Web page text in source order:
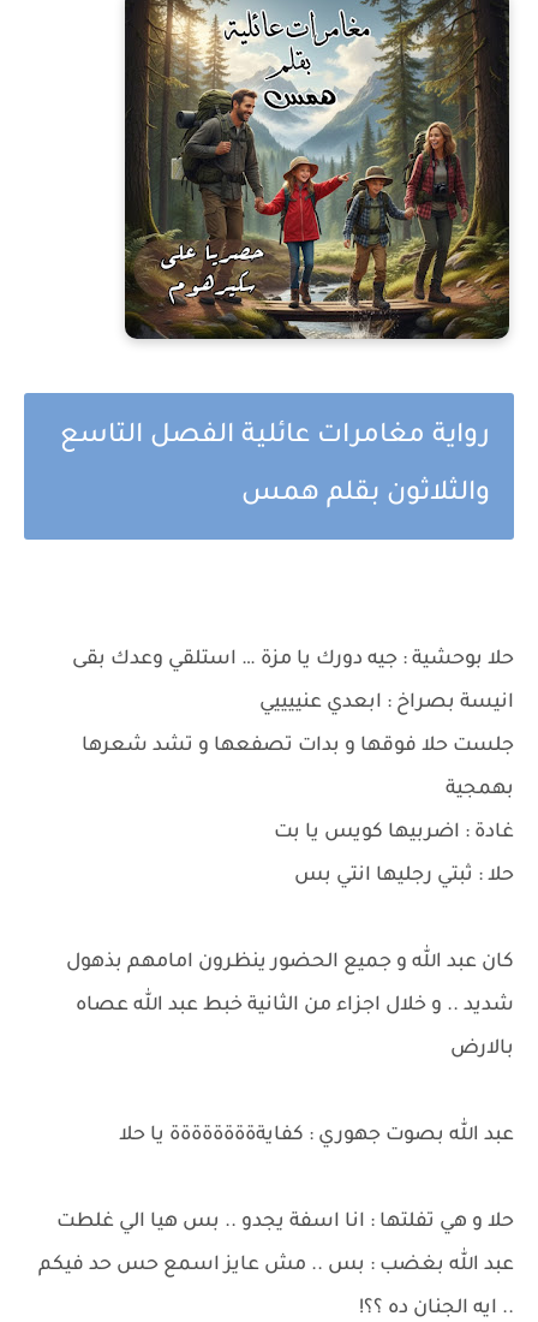
رواية مغامرات عائلية الفصل التاسع
والثلاثون بقلم همس
حلا بوحشية : جيه دورك يا مزة … استلقي وعدك بقى
انيسة بصراخ : ابعدي عنييييي
جلست حلا فوقها و بدات تصفعها و تشد شعرها
بهمجية
غادة : اضربيها كويس يا بت
حلا : ثبتي رجليها انتي بس
كان عبد الله و جميع الحضور ينظرون امامهم بذهول
شديد .. و خلال اجزاء من الثانية خبط عبد الله عصاه
بالارض
عبد الله بصوت جهوري : كفايةةةةةةةةة يا حلا
حلا و هي تفلتها : انا اسفة يجدو .. بس هيا الي غلطت
عبد الله بغضب : بس .. مش عايز اسمع حس حد فيكم
.. ايه الجنان ده ؟؟!